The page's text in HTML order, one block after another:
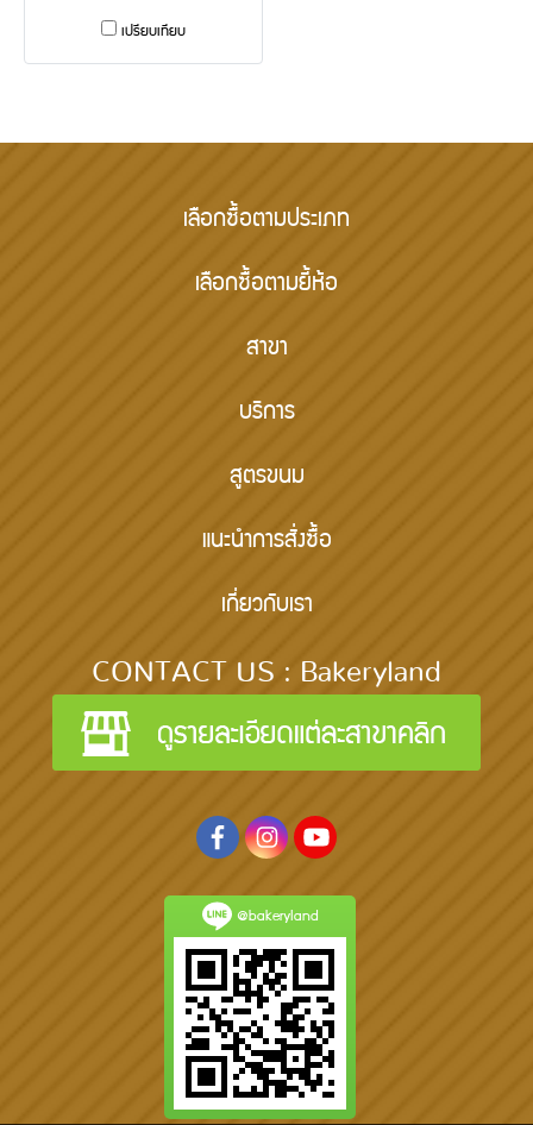
เปรียบเทียบ
เลือกซื้อตามประเภท
เลือกซื้อตามยี้ห้อ
สาขา
บริการ
สูตรขนม
แนะนำการสั่งซื้อ
เกี่ยวกับเรา
CONTACT US : Bakeryland
@bakeryland